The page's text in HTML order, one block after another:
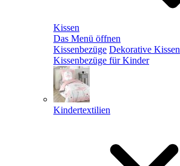
Kissen
Das Menü öffnen
Kissenbezüge Dekorative Kissen
Kissenbezüge für Kinder
Kindertextilien